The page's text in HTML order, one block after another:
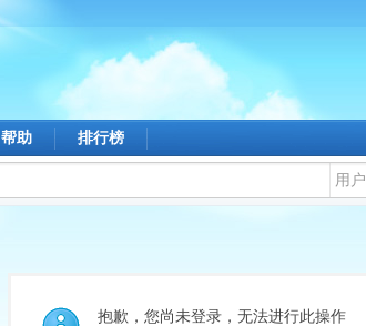
帮助 排行榜
用户
抱歉，您尚未登录，无法进行此操作